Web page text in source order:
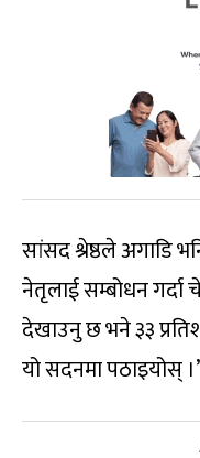
सांसद श्रेष्ठले अगाडि
नेतृलाई सम्बोधन गर्दा
देखाउनु छ भने ३३
यो सदनमा पठाइयोस् ।’